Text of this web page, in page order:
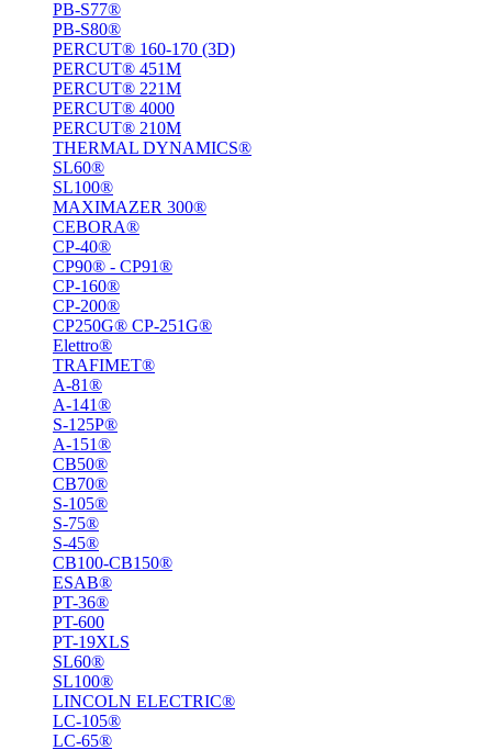
PB-S77®
PB-S80®
PERCUT® 160-170 (3D)
PERCUT® 451M
PERCUT® 221М
PERCUT® 4000
PERCUT® 210M
THERMAL DYNAMICS®
SL60®
SL100®
MAXIMAZER 300®
CEBORA®
CP-40®
CP90® - СP91®
CP-160®
CP-200®
CP250G® CP-251G®
Elettro®
TRAFIMET®
A-81®
A-141®
S-125P®
A-151®
СВ50®
СВ70®
S-105®
S-75®
S-45®
СВ100-СВ150®
ESAB®
PT-36®
PT-600
PT-19XLS
SL60®
SL100®
LINCOLN ELECTRIC®
LC-105®
LC-65®